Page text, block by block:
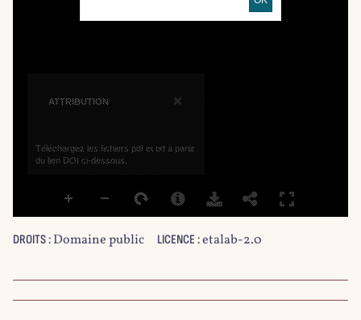
ATTRIBUTION ×
Téléchargez les fichiers pdf et txt à partir
du lien DOI ci-dessous.
DROITS : Domaine public LICENCE :etalab-2.0